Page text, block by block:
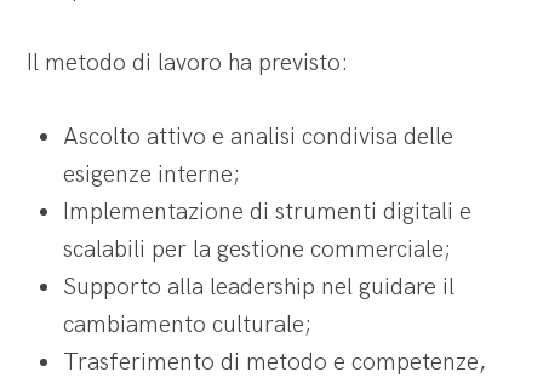
Il metodo di lavoro ha previsto:
Ascolto attivo e analisi condivisa delle
esigenze interne;
Implementazione di strumenti digitali e
scalabili per la gestione commerciale;
Supporto alla leadership nel guidare il
cambiamento culturale;
Trasferimento di metodo e competenze,